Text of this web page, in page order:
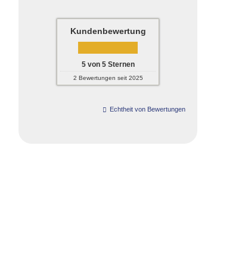
Kundenbewertung
5von 5Sternen
2 Bewertungen seit 2025
Echtheit von Bewertungen